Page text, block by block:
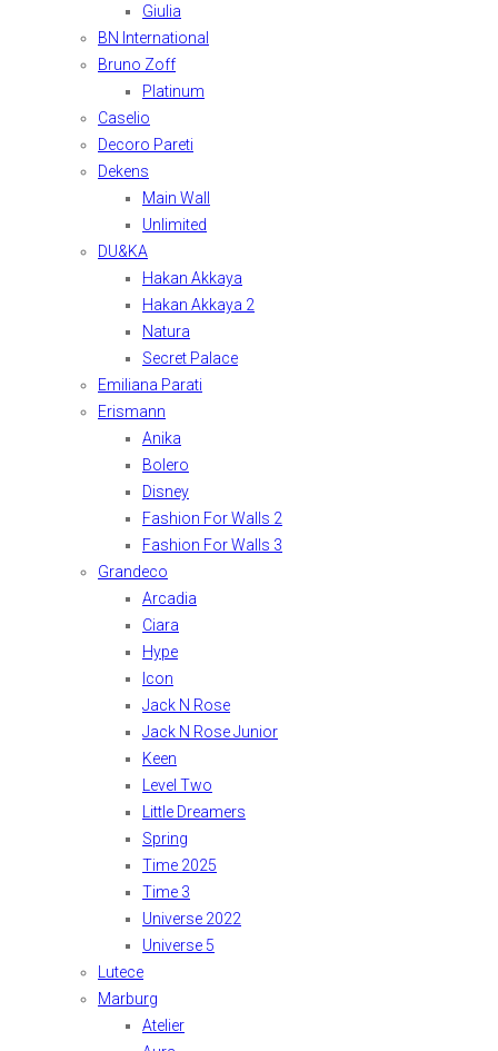
Giulia
BN International
Bruno Zoff
Platinum
Caselio
Decoro Pareti
Dekens
Main Wall
Unlimited
DU&KA
Hakan Akkaya
Hakan Akkaya 2
Natura
Secret Palace
Emiliana Parati
Erismann
Anika
Bolero
Disney
Fashion For Walls 2
Fashion For Walls 3
Grandeco
Arcadia
Ciara
Hype
Icon
Jack N Rose
Jack N Rose Junior
Keen
Level Two
Little Dreamers
Spring
Time 2025
Time 3
Universe 2022
Universe 5
Lutece
Marburg
Atelier